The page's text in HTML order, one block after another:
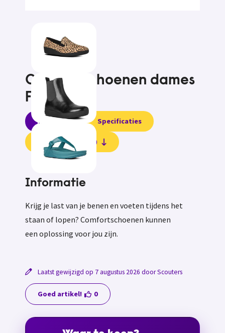
Comfortschoenen dames
Fitflops
Informatie Specificaties
Beoordelingen (0)
Informatie
Krijg je last van je benen en voeten tijdens het
staan of lopen? Comfortschoenen kunnen
een oplossing voor jou zijn.
Laatst gewijzigd op 7 augustus 2026 door Scouters
Goed artikel! 0